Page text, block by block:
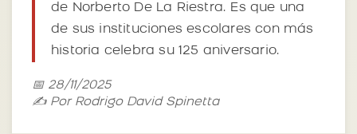
de Norberto De La Riestra. Es que una
de sus instituciones escolares con más
historia celebra su 125 aniversario.
📅 28/11/2025
✍️ Por Rodrigo David Spinetta